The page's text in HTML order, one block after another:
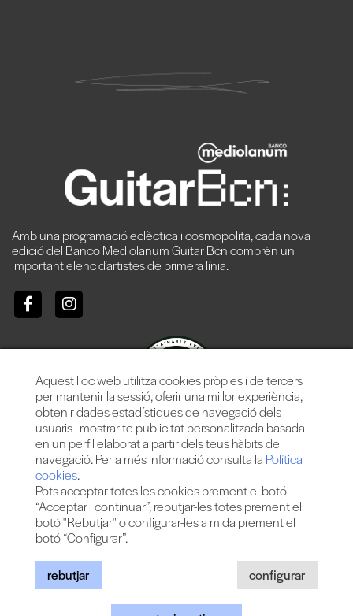
Amb una programació eclèctica i cosmopolita, cada nova
edició del Banco Mediolanum Guitar Bcn comprèn un
important elenc d’artistes de primera línia.
Més de 25 anys oferint la millor música en directe des de
Concerts, festivals i esdeveniments de gran convocatòria.
Aquest lloc web utilitza cookies pròpies i de tercers
per mantenir la sessió, oferir una millor experiència,
obtenir dades estadístiques de navegació dels
usuaris i mostrar-te publicitat personalitzada basada
en un perfil elaborat a partir dels teus hàbits de
navegació. Per a més informació consulta la Política
cookies.
Pots acceptar totes les cookies prement el botó
“Acceptar i continuar”, rebutjar-les totes prement el
botó "Rebutjar" o configurar-les a mida prement el
botó “Configurar”.
rebutjar configurar